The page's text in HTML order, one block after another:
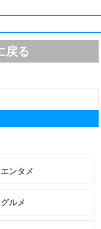
戻る
エンタメ
グルメ